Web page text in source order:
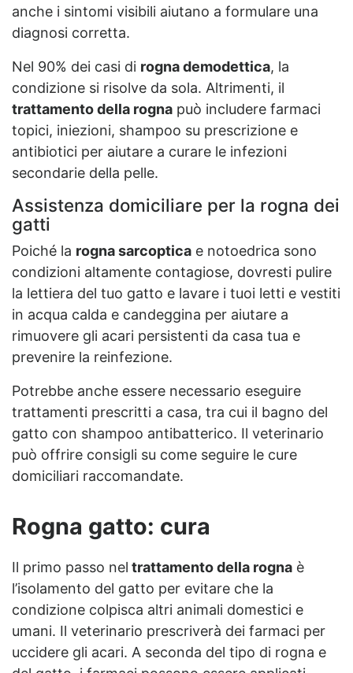
anche i sintomi visibili aiutano a formulare una
diagnosi corretta.
Nel 90% dei casi di rogna demodettica, la
condizione si risolve da sola. Altrimenti, il
trattamento della rogna può includere farmaci
topici, iniezioni, shampoo su prescrizione e
antibiotici per aiutare a curare le infezioni
secondarie della pelle.
Assistenza domiciliare per la rogna dei
gatti
Poiché la rogna sarcoptica e notoedrica sono
condizioni altamente contagiose, dovresti pulire
la lettiera del tuo gatto e lavare i tuoi letti e vestiti
in acqua calda e candeggina per aiutare a
rimuovere gli acari persistenti da casa tua e
prevenire la reinfezione.
Potrebbe anche essere necessario eseguire
trattamenti prescritti a casa, tra cui il bagno del
gatto con shampoo antibatterico. Il veterinario
può offrire consigli su come seguire le cure
domiciliari raccomandate.
Rogna gatto: cura
Il primo passo nel trattamento della rogna è
l’isolamento del gatto per evitare che la
condizione colpisca altri animali domestici e
umani. Il veterinario prescriverà dei farmaci per
uccidere gli acari. A seconda del tipo di rogna e